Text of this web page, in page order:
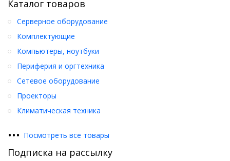
Каталог товаров
Серверное оборудование
Комплектующие
Компьютеры, ноутбуки
Периферия и оргтехника
Сетевое оборудование
Проекторы
Климатическая техника
••• Посмотреть все товары
Подписка на рассылку